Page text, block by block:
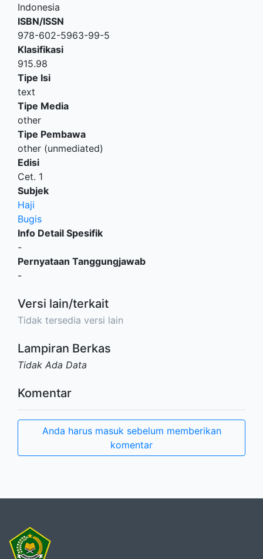
Indonesia
ISBN/ISSN
978-602-5963-99-5
Klasifikasi
915.98
Tipe Isi
text
Tipe Media
other
Tipe Pembawa
other (unmediated)
Edisi
Cet. 1
Subjek
Haji
Bugis
Info Detail Spesifik
-
Pernyataan Tanggungjawab
-
Versi lain/terkait
Tidak tersedia versi lain
Lampiran Berkas
Tidak Ada Data
Komentar
Anda harus masuk sebelum memberikan
komentar